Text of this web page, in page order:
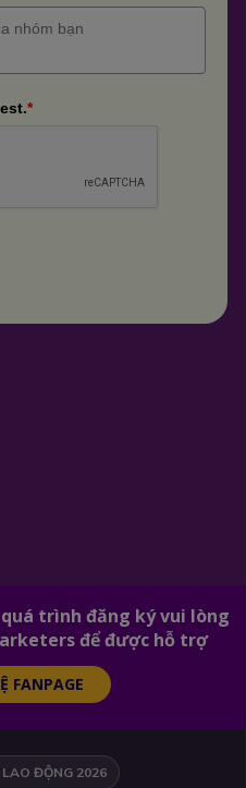
*
trình đăng ký vui lòng
để được hỗ trợ
FANPAGE
ĐỘNG 2026